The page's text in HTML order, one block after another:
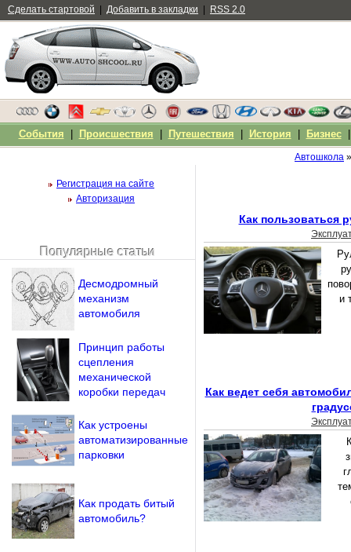
Автошкола
Как пользоваться
и
Как ведет себя
Регистрация на сайте
Авторизация
Напомнить пароль?
Популярные статьи
Десмодромный
механизм
автомобиля
Принцип работы
сцепления
механической
коробки передач
Как устроены
автоматизированные
парковки
Как продать битый
автомобиль?
Сделать стартовой Добавить в закладки RSS 2.0
События Происшествия Путешествия История Бизнес